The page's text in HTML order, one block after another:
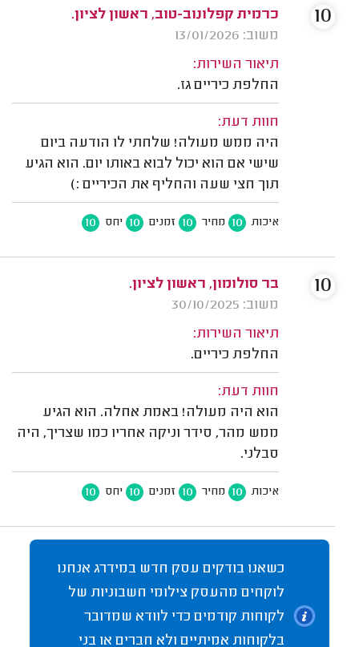
כרמית קפלונוב-טוב, ראשון לציון.
משוב: 13/01/2026
תיאור השירות:
החלפת כיריים גז.
חוות דעת:
היה ממש מעולה! שלחתי לו הודעה ביום
שישי אם הוא יכול לבוא באותו יום. הוא הגיע
תוך חצי שעה והחליף את הכיריים :)
איכות 10 מחיר 10 זמנים 10 יחס 10
10
בר סולומון, ראשון לציון.
משוב: 30/10/2025
תיאור השירות:
החלפת כיריים.
חוות דעת:
הוא היה מעולה! באמת אחלה. הוא הגיע
ממש מהר, סידר וניקה אחריו כמו שצריך, היה
סבלני.
איכות 10 מחיר 10 זמנים 10 יחס 10
10
כשאנו בודקים עסק חדש במידרג אנחנו
לוקחים מהעסק צילומי חשבוניות של
לקוחות קודמים כדי לוודא שמדובר
בלקוחות אמיתיים ולא חברים או בני